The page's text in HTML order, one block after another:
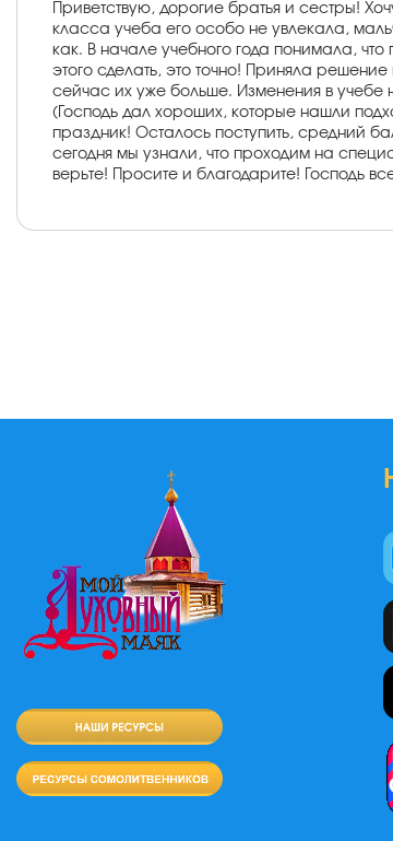
Приветствую, дорогие братья и сестры!
класса учеба его особо не увлекала,
как. В начале учебного года понимала,
этого сделать, это точно! Приняла
сейчас их уже больше. Изменения в учебе
(Господь дал хороших, которые нашли
праздник! Осталось поступить, средний
сегодня мы узнали, что проходим на
верьте! Просите и благодарите! Господь